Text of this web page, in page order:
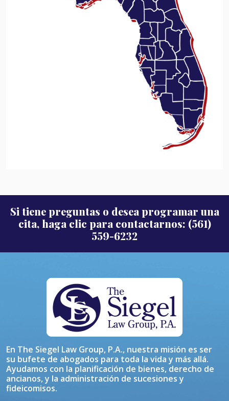
Si tiene preguntas o desea programar una
cita, haga clic para contactarnos: (561)
559-6232
En The Siegel Law Group, P.A., nuestra misión es ser
su bufete de abogados para toda la vida y más allá.
Ayudamos con la planificación de bienes, derecho de
ancianos, y la administración de sucesiones y
fideicomisos.